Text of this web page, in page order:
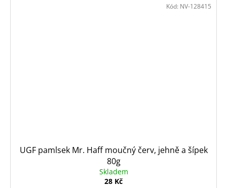
UGF pamlsek Mr. Haff moučný červ, jehně a šípek
80g
Skladem
28 Kč
Kód: NV-128415